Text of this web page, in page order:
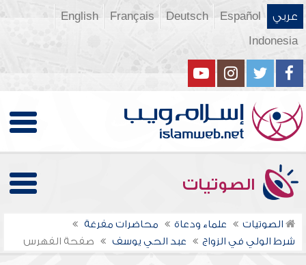
عربي Español
Deutsch
Français
English
Indonesia
الصوتيات
الصوتيات علماء ودعاة
محاضرات مفرغة
شرط الولي في الزواج
عبد الحي يوسف صفحة الفهرس